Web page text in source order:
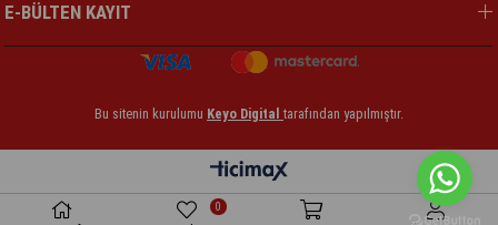
E-BÜLTEN KAYIT
Bu sitenin kurulumu Keyo Digital tarafından yapılmıştır.
0